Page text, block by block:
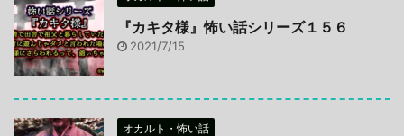
『カキタ様』怖い話シリーズ１５６
2021/7/15
オカルト・怖い話